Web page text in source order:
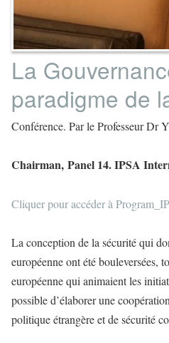
La
paradigme de
Conférence. Par le Professeur Dr
Chairman, Panel 14. IPSA
Cliquer pour accéder à
La conception de la sécurité qui
européenne ont été bouleversées,
européenne qui animaient les
possible d’élaborer une
politique étrangère et de sécurité